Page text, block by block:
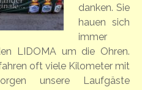
danken. Sie
hauen sich
immer
LIDOMA um die Ohren.
oft viele Kilometer mit
unsere Laufgäste